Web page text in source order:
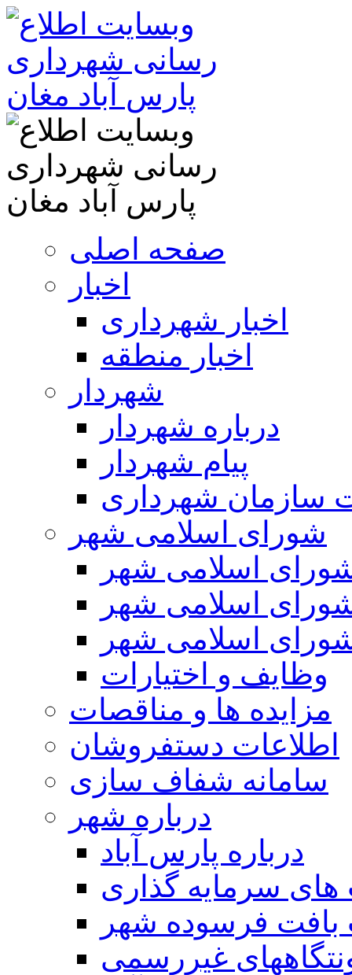
صفحه اصلی
اخبار
اخبار شهرداری
اخبار منطقه
شهردار
درباره شهردار
پیام شهردار
سازمان شهرداری
شورای اسلامی شهر
اسلامی شهر
اسلامی شهر
اسلامی شهر
وظایف و اختیارات
مزایده ها و مناقصات
اطلاعات دستفروشان
سامانه شفاف سازی
درباره شهر
درباره پارس آباد
سرمایه گذاری
بافت فرسوده شهر
غیررسمی